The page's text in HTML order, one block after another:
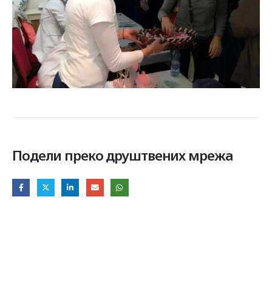
Подели преко друштвених мрежа